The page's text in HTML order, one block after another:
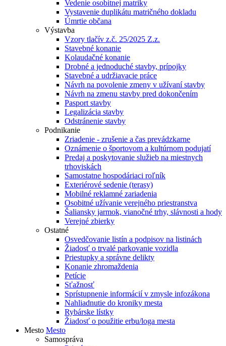
Vedenie osobitnej matriky
Vystavenie duplikátu matričného dokladu
Úmrtie občana
Výstavba
Vzory tlačív z.č. 25/2025 Z.z.
Stavebné konanie
Kolaudačné konanie
Drobné a jednoduché stavby, prípojky
Stavebné a udržiavacie práce
Návrh na povolenie zmeny v užívaní stavby
Návrh na zmenu stavby pred dokončením
Pasport stavby
Legalizácia stavby
Odstránenie stavby
Podnikanie
Zriadenie - zrušenie a čas prevádzkarne
Oznámenie o športovom a kultúrnom podujatí
Predaj a poskytovanie služieb na miestnych
trhoviskách
Samostatne hospodáriaci roľník
Exteriérové sedenie (terasy)
Mobilné reklamné zariadenia
Osobitné užívanie verejného priestranstva
Šaliansky jarmok, vianočné trhy, slávnosti a hody
Verejné zbierky
Ostatné
Osvedčovanie listín a podpisov na listinách
Žiadosť o trvalé parkovanie vozidla
Priestupky a správne delikty
Konanie zhromaždenia
Petície
Sťažnosť
Sprístupnenie informácií v zmysle infozákona
Nahliadnutie do kroniky mesta
Rybárske lístky
Žiadosť o použitie erbu/loga mesta
Mesto Mesto
Samospráva